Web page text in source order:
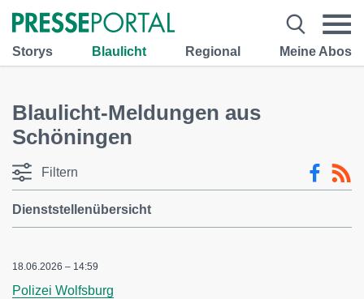
Storys Blaulicht Regional Meine Abos
Blaulicht-Meldungen aus
Schöningen
Filtern
Dienststellenübersicht
18.06.2026 – 14:59
Polizei Wolfsburg